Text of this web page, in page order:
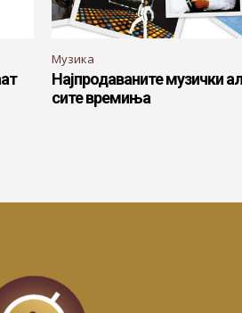
Музика
Најпродаваните музички
сите времиња